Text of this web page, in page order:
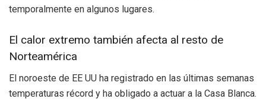
temporalmente en algunos lugares.
El calor extremo también afecta al resto de
Norteamérica
El noroeste de EE UU ha registrado en las últimas semanas
temperaturas récord y ha obligado a actuar a la Casa Blanca.